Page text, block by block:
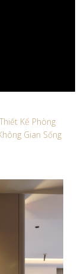
Thiết Kế Phòng
Gian Sống